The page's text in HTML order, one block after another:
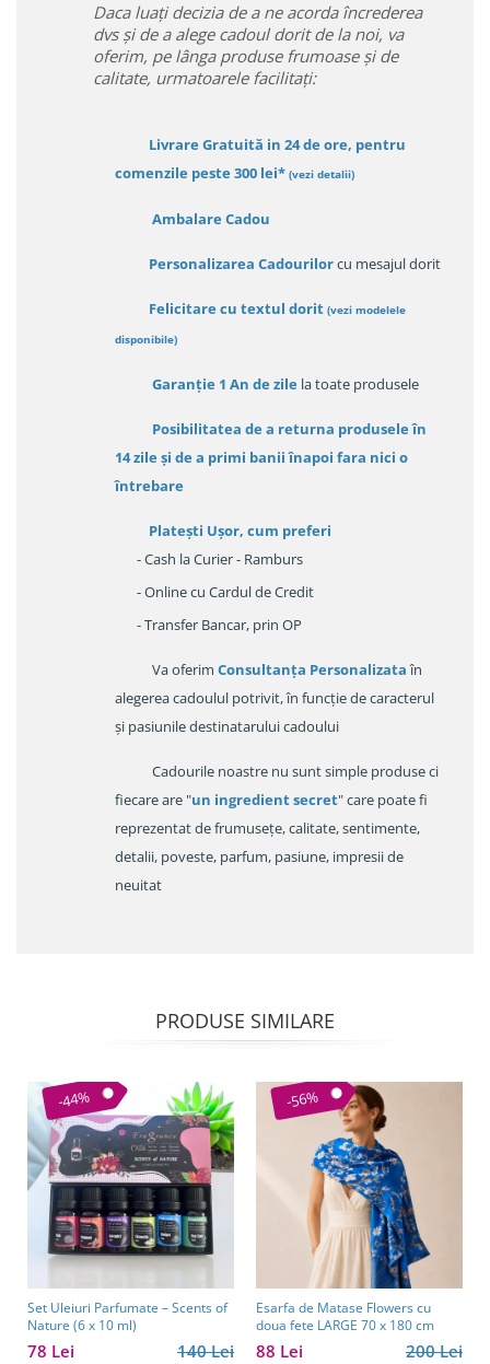
Daca luați decizia de a ne acorda încrederea
dvs și de a alege cadoul dorit de la noi, va
oferim, pe lânga produse frumoase și de
calitate, urmatoarele facilitați:
Livrare Gratuită in 24 de ore, pentru
comenzile peste 300 lei* (vezi detalii)
Ambalare Cadou
Personalizarea Cadourilorcu mesajul dorit
Felicitare cu textul dorit (vezi modelele
disponibile)
Garanție 1 An de zile la toate produsele
Posibilitatea de a returna produsele în
14 zileși de a primi banii înapoi fara nici o
întrebare
Platești Ușor, cum preferi
- Cash la Curier - Ramburs
- Online cu Cardul de Credit
- Transfer Bancar, prin OP
Va oferim Consultanța Personalizataîn
alegerea cadoulul potrivit, în funcție de caracterul
și pasiunile destinatarului cadoului
Cadourile noastre nu sunt simple produse ci
fiecare are "un ingredient secret" care poate fi
reprezentat de frumusețe, calitate, sentimente,
detalii, poveste, parfum, pasiune, impresii de
neuitat
PRODUSE SIMILARE
-44%
Set Uleiuri Parfumate – Scents of
Nature (6 x 10 ml)
140 Lei
78 Lei
-56%
Esarfa de Matase Flowers cu
doua fete LARGE 70 x 180 cm
200 Lei
88 Lei